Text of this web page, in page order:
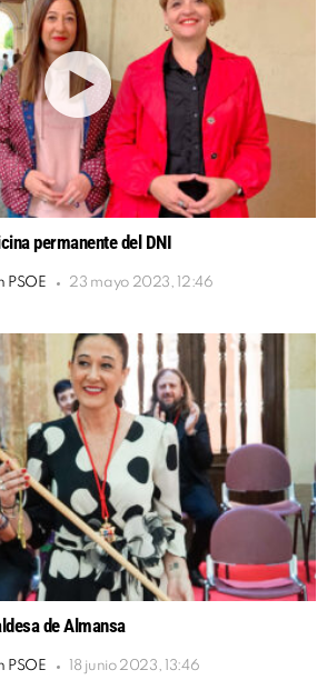
permanente del DNI
PSOE 23 mayo 2023, 12:46
de Almansa
PSOE 18 junio 2023, 13:46